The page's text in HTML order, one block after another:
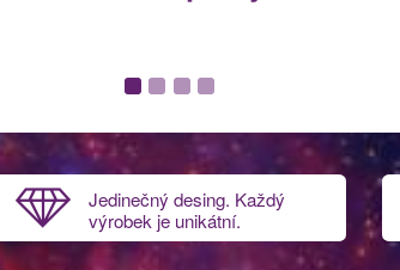
Jedinečný desing. Každý
výrobek je unikátní.